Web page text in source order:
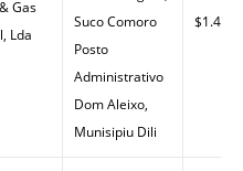
Gas
Lda
Suco Comoro
Posto
Administrativo
Dom Aleixo,
Munisipiu Dili
$1.40